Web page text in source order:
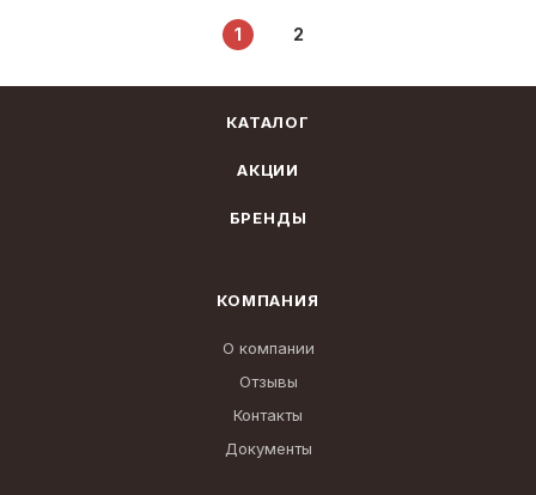
1 2
КАТАЛОГ
АКЦИИ
БРЕНДЫ
КОМПАНИЯ
О компании
Отзывы
Контакты
Документы